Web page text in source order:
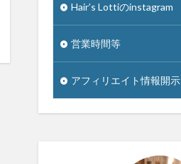
Hair’s Lottiのinstagram
営業時間等
アフィリエイト情報開示